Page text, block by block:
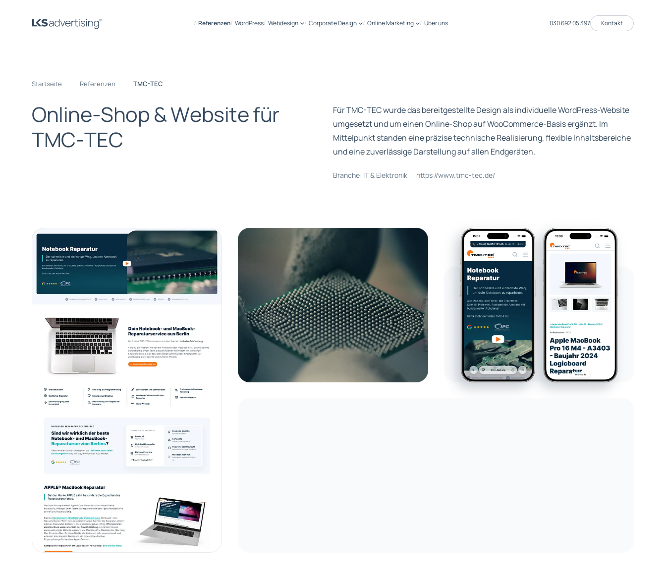
Referenzen WordPress Webdesign Corporate Design Online Marketing Über uns 030 692 05 397 Kontakt
Startseite Referenzen TMC-TEC
Online-Shop &Websitefür
TMC-TEC
Für TMC-TEC wurde das bereitgestellte Design als individuelle WordPress-Website
umgesetzt und um einen Online-Shop auf WooCommerce-Basis ergänzt. Im
Mittelpunkt standen eine präzise technische Realisierung, flexible Inhaltsbereiche
und eine zuverlässige Darstellung auf allen Endgeräten.
Branche: IT & Elektronik https://www.tmc-tec.de/